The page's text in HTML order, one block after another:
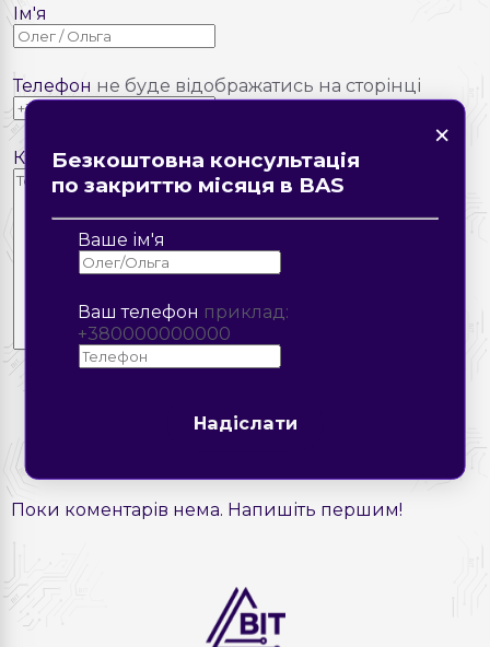
Форма зворотнього зв'язку
Надіслати
Замовте дзвінок
Надіслати
Ім'я
Телефон не буде відображатись на сторінці
Коментар
Поки коментарів нема. Напишіть першим!
сторінці?
×
Опис помилки
Надіслати
×
Безкоштовна консультація
по закриттю місяця в BAS
Ваше ім'я
Ваш телефон приклад:
+380000000000
Надіслати